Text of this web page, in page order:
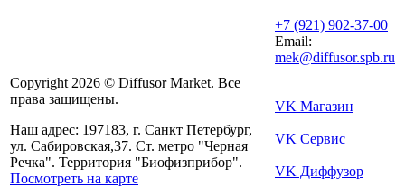
Copyright 2026 © Diffusor Market. Все
права защищены.
Наш адрес: 197183, г. Санкт Петербург,
ул. Сабировская,37. Ст. метро "Черная
Речка". Территория "Биофизприбор".
Посмотреть на карте
+7 (921) 902-37-00
Email:
mek@diffusor.spb.ru
VK Магазин
VK Сервис
VK Диффузор